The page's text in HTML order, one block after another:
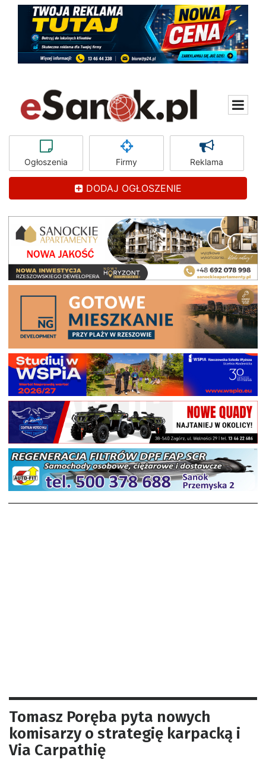
Ogłoszenia Firmy Reklama
DODAJ OGŁOSZENIE
Tomasz Poręba pyta nowych
komisarzy o strategię karpacką i
Via Carpathię